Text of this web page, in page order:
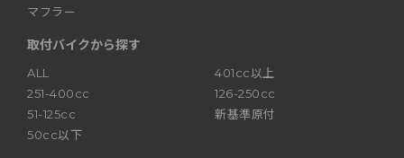
マフラー
取付バイクから探す
ALL
401cc以上
251-400cc
126-250cc
51-125cc
新基準原付
50cc以下